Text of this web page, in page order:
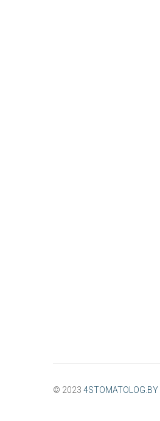
© 2023 4STOMATOLOG.BY